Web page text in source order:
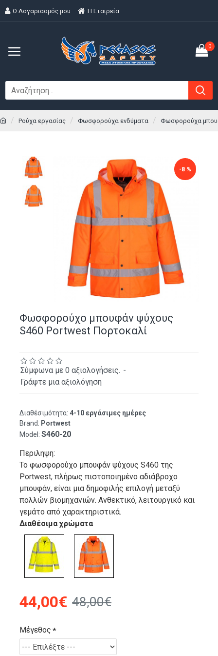
Ο Λογαριασμός μου H Εταιρεία
0
Ρούχα εργασίας Φωσφορούχα ενδύματα Φωσφορούχα
-8 %
Φωσφορούχο μπουφάν ψύχους
S460 Portwest Πορτοκαλί
Διαθέσιμότητα: 4-10 εργάσιμες ημέρες
Brand: Portwest
Model: S460-20
Σύμφωνα με 0 αξιολογήσεις. -
Γράψτε μια αξιολόγηση
Περιληψη:
Το φωσφορούχο μπουφάν ψύχους S460 της
Portwest, πλήρως πιστοποιημένο αδιάβροχο
μπουφάν, είναι μια δημοφιλής επιλογή μεταξύ
πολλών βιομηχανιών. Ανθεκτικό, λειτουργικό και
γεμάτο από χαρακτηριστικά.
44,00€ 48,00€
Διαθέσιμα χρώματα
Μέγεθος